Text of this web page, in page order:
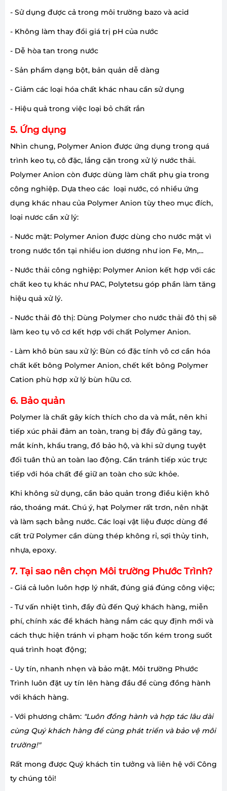
- Sử dụng được cả trong môi trường bazo và acid
- Không làm thay đổi giá trị pH của nước
- Dễ hòa tan trong nước
- Sản phẩm dạng bột, bản quản dễ dàng
- Giảm các loại hóa chất khác nhau cần sử dụng
- Hiệu quả trong việc loại bỏ chất rắn
5. Ứng dụng
Nhìn chung, Polymer Anion được ứng dụng trong quá
trình keo tụ, cô đặc, lắng cặn trong xử lý nước thải.
Polymer Anion còn được dùng làm chất phụ gia trong
công nghiệp. Dựa theo các loại nước, có nhiều ứng
dụng khác nhau của Polymer Anion tùy theo mục đích,
loại nươc cần xử lý:
- Nước mặt: Polymer Anion được dùng cho nước mặt vì
trong nước tồn tại nhiều ion dương như ion Fe, Mn,…
- Nước thải công nghiệp: Polymer Anion kết hợp với các
chất keo tụ khác như PAC, Polytetsu góp phần làm tăng
hiệu quả xử lý.
- Nước thải đô thị: Dùng Polymer cho nước thải đô thị sẽ
làm keo tụ vô cơ kết hợp với chất Polymer Anion.
- Làm khô bùn sau xử lý: Bùn có đặc tính vô cơ cần hóa
chất kết bông Polymer Anion, chết kết bông Polymer
Cation phù hợp xử lý bùn hữu cơ.
6. Bảo quản
Polymer là chất gây kích thích cho da và mắt, nên khi
tiếp xúc phải đảm an toàn, trang bị đầy đủ găng tay,
mắt kính, khẩu trang, đồ bảo hộ, và khi sử dụng tuyệt
đối tuân thủ an toàn lao động. Cần tránh tiếp xúc trực
tiếp với hóa chất để giữ an toàn cho sức khỏe.
Khi không sử dụng, cần bảo quản trong điều kiện khô
ráo, thoáng mát. Chú ý, hạt Polymer rất trơn, nên nhặt
và làm sạch bằng nước. Các loại vật liệu được dùng để
cất trữ Polymer cần dùng thép không rỉ, sợi thủy tinh,
nhựa, epoxy.
7. Tại sao nên chọn Môi trường Phước Trình?
- Giá cả luôn luôn hợp lý nhất, đúng giá đúng công việc;
- Tư vấn nhiệt tình, đầy đủ đến Quý khách hàng, miễn
phí, chính xác để khách hàng nắm các quy định mới và
cách thực hiện tránh vi phạm hoặc tốn kém trong suốt
quá trình hoạt động;
- Uy tín, nhanh nhẹn và bảo mật. Môi trường Phước
Trình luôn đặt uy tín lên hàng đầu để cùng đồng hành
với khách hàng.
- Với phương châm: "Luôn đồng hành và hợp tác lâu dài
cùng Quý khách hàng để cùng phát triển và bảo vệ môi
trường!"
Rất mong được Quý khách tin tưởng và liên hệ với Công
ty chúng tôi!